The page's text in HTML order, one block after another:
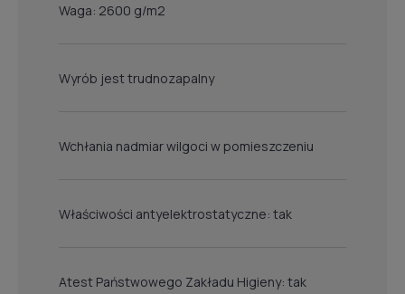
Waga: 2600 g/m2
Wyrób jest trudnozapalny
Wchłania nadmiar wilgoci w pomieszczeniu
Właściwości antyelektrostatyczne: tak
Atest Państwowego Zakładu Higieny: tak